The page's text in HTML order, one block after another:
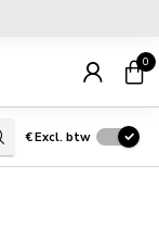
0
€Excl. btw